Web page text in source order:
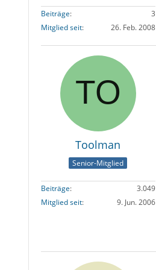
Beiträge
3
Mitglied seit
26. Feb. 2008
Toolman
Senior-Mitglied
Beiträge
3.049
Mitglied seit
9. Jun. 2006